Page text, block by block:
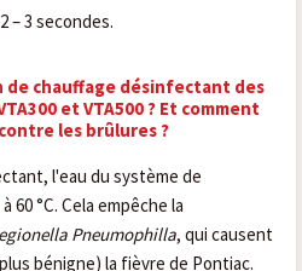
– 3 secondes.
chauffage désinfectant des
et VTA500 ? Et comment
les brûlures ?
l'eau du système de
°C. Cela empêche la
Pneumophilla, qui causent
bénigne) la fièvre de Pontiac.